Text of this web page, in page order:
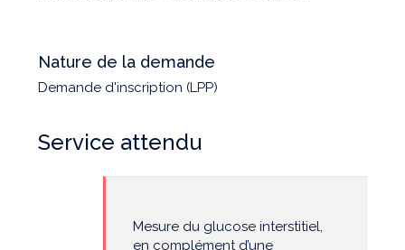
Nature de la demande
Demande d'inscription (LPP)
Service attendu
Mesure du glucose interstitiel,
en complément d’une